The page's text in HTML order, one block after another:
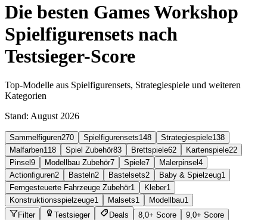
Die besten Games Workshop
Spielfigurensets nach
Testsieger-Score
Top-Modelle aus Spielfigurensets, Strategiespiele und weiteren
Kategorien
Stand: August 2026
Sammelfiguren270 Spielfigurensets148 Strategiespiele138
Malfarben118 Spiel Zubehör83 Brettspiele62 Kartenspiele22
Pinsel 9 Modellbau Zubehör7 Spiele7 Malerpinsel 4
Actionfiguren2 Basteln2 Bastelsets2 Baby & Spielzeug1
Ferngesteuerte Fahrzeuge Zubehör1 Kleber1
Konstruktionsspielzeuge1 Malsets1 Modellbau1
Filter
Testsieger Deals 8,0+ Score
9,0+ Score